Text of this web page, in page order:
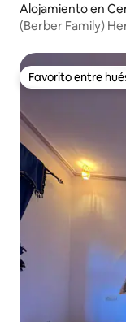
Alojamiento en
(Berber Family)
Favorito entre
Favorito entre